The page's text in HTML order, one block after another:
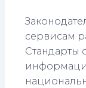
сервисам
Стандарты